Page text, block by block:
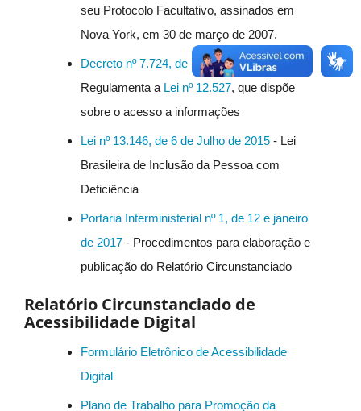
seu Protocolo Facultativo, assinados em
Nova York, em 30 de março de 2007.
Decreto nº 7.724, de 16 de Maio de 2012-
Regulamenta a Lei nº 12.527, que dispõe
sobre o acesso a informações
Lei nº 13.146, de 6 de Julho de 2015 - Lei
Brasileira de Inclusão da Pessoa com
Deficiência
Portaria Interministerial nº 1, de 12 e janeiro
de 2017 - Procedimentos para elaboração e
publicação do Relatório Circunstanciado
Relatório Circunstanciado de
Acessibilidade Digital
Formulário Eletrônico de Acessibilidade
Digital
Plano de Trabalho para Promoção da